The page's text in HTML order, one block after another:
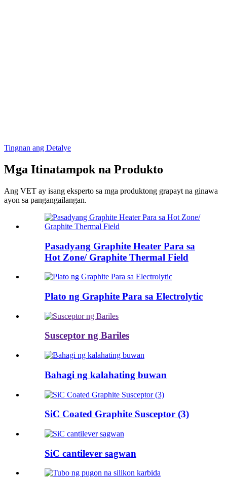
Tingnan ang Detalye
Mga Itinatampok na Produkto
Ang VET ay isang eksperto sa mga produktong grapayt na ginawa
ayon sa pangangailangan.
Pasadyang Graphite Heater Para sa
Hot Zone/ Graphite Thermal Field
Plato ng Graphite Para sa Electrolytic
Susceptor ng Bariles
Bahagi ng kalahating buwan
SiC Coated Graphite Susceptor (3)
SiC cantilever sagwan